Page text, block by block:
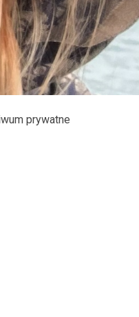
prywatne